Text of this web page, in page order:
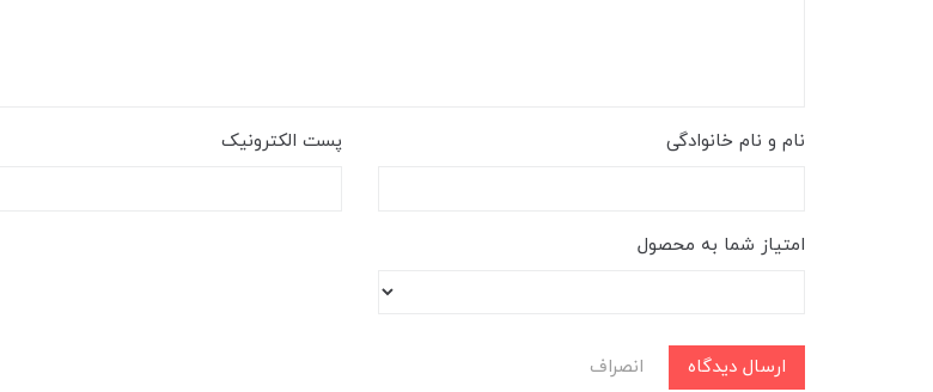
نام و نام خانوادگی پست الکترونیک
امتیاز شما به محصول
ارسال دیدگاه انصراف